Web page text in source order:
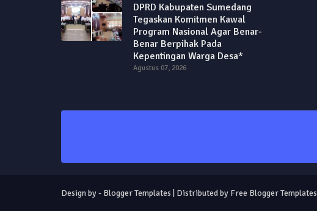
DPRD Kabupaten Sumedang
Tegaskan Komitmen Kawal
Program Nasional Agar Benar-
Benar Berpihak Pada
Kepentingan Warga Desa*
Agustus 07, 2026
Design by - Blogger Templates | Distributed by Free Blogger Templates